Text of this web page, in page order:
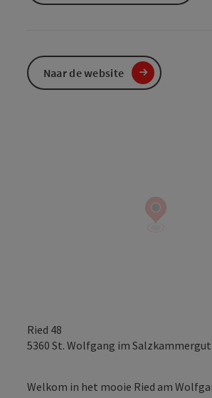
Ried 48
5360 St. Wolfgang im Salzkammergut
Welkom in het mooie Ried am
Naar de website